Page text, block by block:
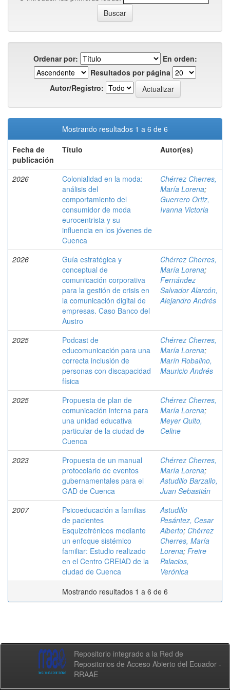
Ordenar por:
En orden:
Resultados por página
Autor/Registro:
Mostrando resultados 1 a 6 de 6
Fecha de
publicación
Título Autor(es)
2026
Colonialidad en la moda:
análisis del
comportamiento del
consumidor de moda
eurocentrista y su
influencia en los jóvenes de
Cuenca
Chérrez Cherres,
María Lorena;
Guerrero Ortiz,
Ivanna Victoria
2026
Guía estratégica y
conceptual de
comunicación corporativa
para la gestión de crisis en
la comunicación digital de
empresas. Caso Banco del
Austro
Chérrez Cherres,
María Lorena;
Fernández
Salvador Alarcón,
Alejandro Andrés
2025
Podcast de
educomunicación para una
correcta inclusión de
personas con discapacidad
física
Chérrez Cherres,
María Lorena;
Marín Robalino,
Mauricio Andrés
2025
Propuesta de plan de
comunicación interna para
una unidad educativa
particular de la ciudad de
Cuenca
Chérrez Cherres,
María Lorena;
Meyer Quito,
Celine
2023
Propuesta de un manual
protocolario de eventos
gubernamentales para el
GAD de Cuenca
Chérrez Cherres,
María Lorena;
Astudillo Barzallo,
Juan Sebastián
2007
Psicoeducación a familias
de pacientes
Esquizofrénicos mediante
un enfoque sistémico
familiar: Estudio realizado
en el Centro CREIAD de la
ciudad de Cuenca
Astudillo
Pesántez, Cesar
Alberto; Chérrez
Cherres, María
Lorena; Freire
Palacios,
Verónica
Mostrando resultados 1 a 6 de 6
Repositorio integrado a la Red de
Repositorios de Acceso Abierto del Ecuador -
RRAAE